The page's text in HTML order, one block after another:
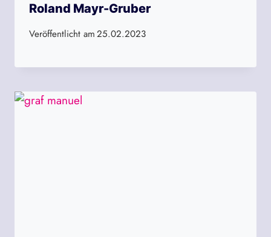
Roland Mayr-Gruber
Veröffentlicht am25.02.2023